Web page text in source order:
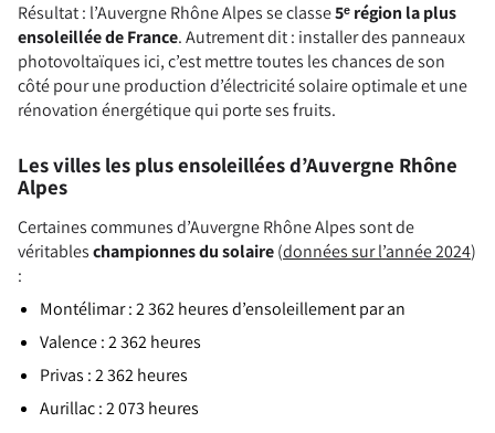
Résultat : l’Auvergne Rhône Alpes se classe5ᵉ région la plus
ensoleillée de France. Autrement dit : installer des panneaux
photovoltaïques ici, c’est mettre toutes les chances de son
côté pour une production d’électricité solaire optimale et une
rénovation énergétique qui porte ses fruits.
Les villes les plus ensoleillées d’Auvergne Rhône
Alpes
Certaines communes d’Auvergne Rhône Alpes sont de
véritableschampionnes du solaire(données sur l’année 2024)
:
Montélimar : 2 362 heures d’ensoleillement par an
Valence : 2 362 heures
Privas : 2 362 heures
Aurillac : 2 073 heures